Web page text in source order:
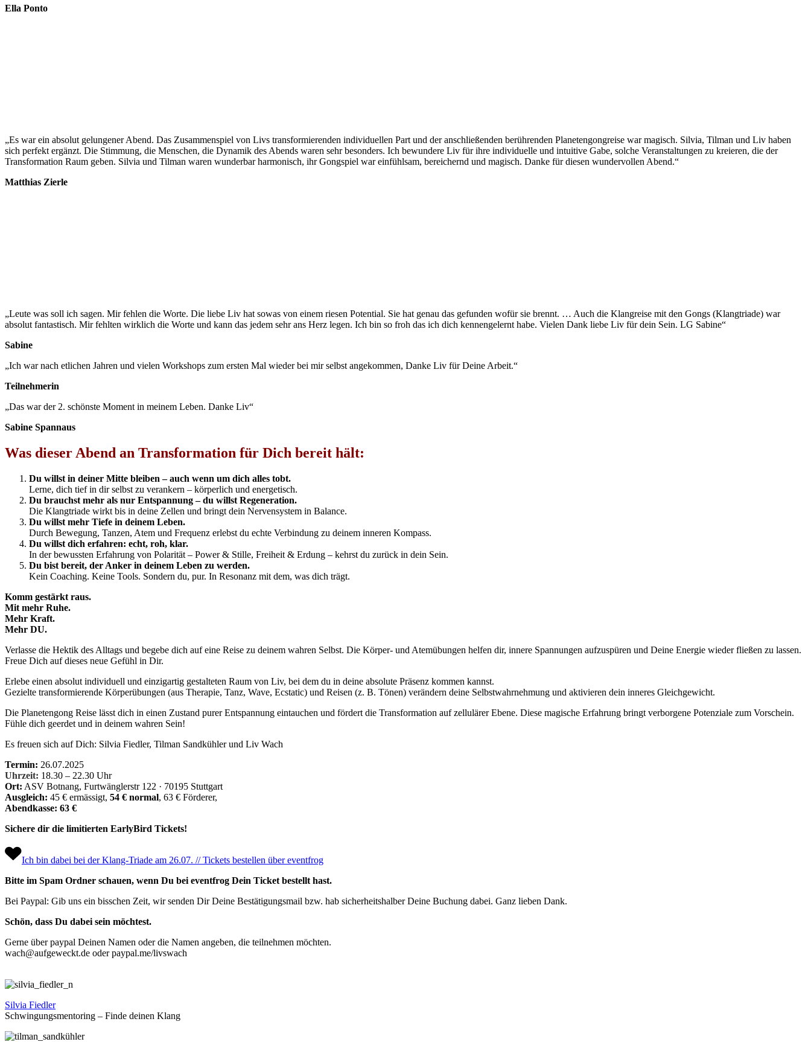
Ella Ponto
„Es war ein absolut gelungener Abend. Das Zusammenspiel von Livs transformierenden individuellen Part und der anschließenden berührenden Planetengongreise war magisch. Silvia, Tilman und Liv haben
sich perfekt ergänzt. Die Stimmung, die Menschen, die Dynamik des Abends waren sehr besonders. Ich bewundere Liv für ihre individuelle und intuitive Gabe, solche Veranstaltungen zu kreieren, die der
Transformation Raum geben. Silvia und Tilman waren wunderbar harmonisch, ihr Gongspiel war einfühlsam, bereichernd und magisch. Danke für diesen wundervollen Abend.“
Matthias Zierle
„Leute was soll ich sagen. Mir fehlen die Worte. Die liebe Liv hat sowas von einem riesen Potential. Sie hat genau das gefunden wofür sie brennt. … Auch die Klangreise mit den Gongs (Klangtriade) war
absolut fantastisch. Mir fehlten wirklich die Worte und kann das jedem sehr ans Herz legen. Ich bin so froh das ich dich kennengelernt habe. Vielen Dank liebe Liv für dein Sein. LG Sabine“
Sabine
„Ich war nach etlichen Jahren und vielen Workshops zum ersten Mal wieder bei mir selbst angekommen, Danke Liv für Deine Arbeit.“
Teilnehmerin
„Das war der 2. schönste Moment in meinem Leben. Danke Liv“
Sabine Spannaus
Was dieser Abend an Transformation für Dich bereit hält:
Du willst in deiner Mitte bleiben – auch wenn um dich alles tobt.
Lerne, dich tief in dir selbst zu verankern – körperlich und energetisch.
Du brauchst mehr als nur Entspannung – du willst Regeneration.
Die Klangtriade wirkt bis in deine Zellen und bringt dein Nervensystem in Balance.
Du willst mehr Tiefe in deinem Leben.
Durch Bewegung, Tanzen, Atem und Frequenz erlebst du echte Verbindung zu deinem inneren Kompass.
Du willst dich erfahren: echt, roh, klar.
In der bewussten Erfahrung von Polarität – Power & Stille, Freiheit & Erdung – kehrst du zurück in dein Sein.
Du bist bereit, der Anker in deinem Leben zu werden.
Kein Coaching. Keine Tools. Sondern du, pur. In Resonanz mit dem, was dich trägt.
Komm gestärkt raus.
Mit mehr Ruhe.
Mehr Kraft.
Mehr DU.
Verlasse die Hektik des Alltags und begebe dich auf eine Reise zu deinem wahren Selbst. Die Körper- und Atemübungen helfen dir, innere Spannungen aufzuspüren und Deine Energie wieder fließen zu lassen.
Freue Dich auf dieses neue Gefühl in Dir.
Erlebe einen absolut individuell und einzigartig gestalteten Raum von Liv, bei dem du in deine absolute Präsenz kommen kannst.
Gezielte transformierende Körperübungen (aus Therapie, Tanz, Wave, Ecstatic) und Reisen (z. B. Tönen) verändern deine Selbstwahrnehmung und aktivieren dein inneres Gleichgewicht.
Die Planetengong Reise lässt dich in einen Zustand purer Entspannung eintauchen und fördert die Transformation auf zellulärer Ebene. Diese magische Erfahrung bringt verborgene Potenziale zum Vorschein.
Fühle dich geerdet und in deinem wahren Sein!
Es freuen sich auf Dich: Silvia Fiedler, Tilman Sandkühler und Liv Wach
Termin: 26.07.2025
Uhrzeit: 18.30 – 22.30 Uhr
Ort: ASV Botnang, Furtwänglerstr 122 · 70195 Stuttgart
Ausgleich: 45 € ermässigt, 54 € normal, 63 € Förderer,
Abendkasse: 63 €
Sichere dir die limitierten EarlyBird Tickets!
Ich bin dabei bei der Klang-Triade am 26.07. // Tickets bestellen über eventfrog
Bitte im Spam Ordner schauen, wenn Du bei eventfrog Dein Ticket bestellt hast.
Bei Paypal: Gib uns ein bisschen Zeit, wir senden Dir Deine Bestätigungsmail bzw. hab sicherheitshalber Deine Buchung dabei. Ganz lieben Dank.
Schön, dass Du dabei sein möchtest.
Gerne über paypal Deinen Namen oder die Namen angeben, die teilnehmen möchten.
wach@aufgeweckt.de oder paypal.me/livswach
Silvia Fiedler
Schwingungsmentoring – Finde deinen Klang